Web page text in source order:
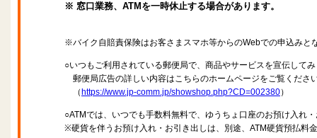
※ 窓口業務、ATMを一時休止する場合があります。
※バイク自賠責保険はお客さまスマホ等からのWebでの申込みと
○いつもご利用されている郵便局で、商品やサービスを宣伝して
郵便局広告の詳しい内容はこちらのホームページをご覧くださ
（ https://www.jp-comm.jp/showshop.php?CD=002380）
○ATMでは、いつでも手数料無料で、ゆうちょ口座のお預け入れ
※硬貨を伴うお預け入れ・お引き出しは、別途、ATM硬貨預払料